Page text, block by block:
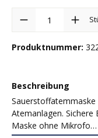
Produkt Anzahl: Gib
Produktnummer:
Beschreibung
Atemanlagen.
Maske ohne Mikrofo…